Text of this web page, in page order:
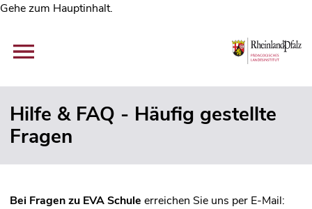
Gehe zum Hauptinhalt.
Hilfe & FAQ - Häufig gestellte
Fragen
Bei Fragen zu EVA Schule erreichen Sie uns per E-Mail: